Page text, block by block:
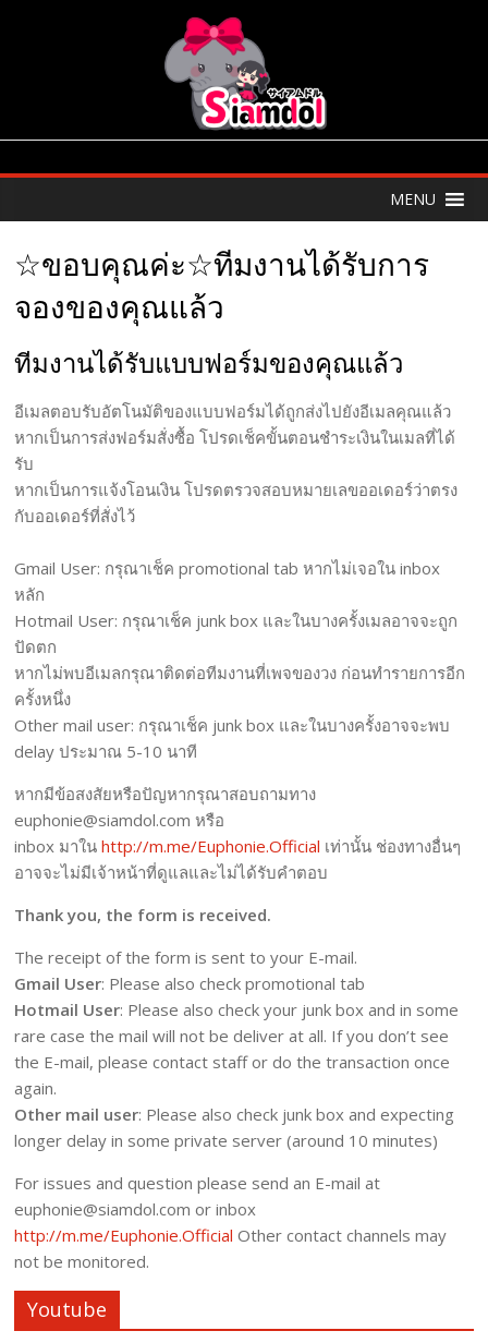
MENU
☆ขอบคุณค่ะ☆ทีมงานได้รับการ
จองของคุณแล้ว
ทีมงานได้รับแบบฟอร์มของคุณแล้ว
อีเมลตอบรับอัตโนมัติของแบบฟอร์มได้ถูกส่งไปยังอีเมลคุณแล้ว
หากเป็นการส่งฟอร์มสั่งซื้อ โปรดเช็คขั้นตอนชำระเงินในเมลที่ได้
รับ
หากเป็นการแจ้งโอนเงิน โปรดตรวจสอบหมายเลขออเดอร์ว่าตรง
กับออเดอร์ที่สั่งไว้
Gmail User: กรุณาเช็ค promotional tab หากไม่เจอใน inbox
หลัก
Hotmail User: กรุณาเช็ค junk box และในบางครั้งเมลอาจจะถูก
ปัดตก
หากไม่พบอีเมลกรุณาติดต่อทีมงานที่เพจของวง ก่อนทำรายการอีก
ครั้งหนึ่ง
Other mail user: กรุณาเช็ค junk box และในบางครั้งอาจจะพบ
delay ประมาณ 5-10 นาที
หากมีข้อสงสัยหรือปัญหากรุณาสอบถามทาง
euphonie@siamdol.com หรือ
inbox มาในhttp://m.me/Euphonie.Official เท่านั้น ช่องทางอื่นๆ
อาจจะไม่มีเจ้าหน้าที่ดูแลและไม่ได้รับคำตอบ
Thank you, the form is received.
The receipt of the form is sent to your E-mail.
Gmail User: Please also check promotional tab
Hotmail User: Please also check your junk box and in some
rare case the mail will not be deliver at all. If you don’t see
the E-mail, please contact staff or do the transaction once
again.
Other mail user: Please also check junk box and expecting
longer delay in some private server (around 10 minutes)
For issues and question please send an E-mail at
euphonie@siamdol.com or inbox
http://m.me/Euphonie.Official Other contact channels may
not be monitored.
Youtube